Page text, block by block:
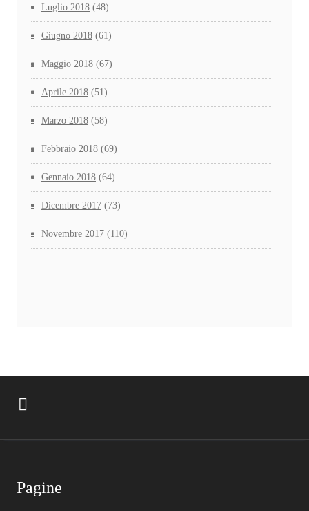
Luglio 2018 (48)
Giugno 2018 (61)
Maggio 2018 (67)
Aprile 2018 (51)
Marzo 2018 (58)
Febbraio 2018 (69)
Gennaio 2018 (64)
Dicembre 2017 (73)
Novembre 2017 (110)
Pagine